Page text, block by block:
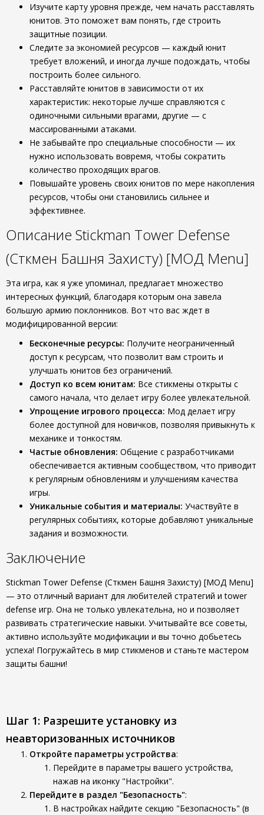
Изучите карту уровня прежде, чем начать расставлять
юнитов. Это поможет вам понять, где строить
защитные позиции.
Следите за экономией ресурсов — каждый юнит
требует вложений, и иногда лучше подождать, чтобы
построить более сильного.
Расставляйте юнитов в зависимости от их
характеристик: некоторые лучше справляются с
одиночными сильными врагами, другие — с
массированными атаками.
Не забывайте про специальные способности — их
нужно использовать вовремя, чтобы сократить
количество проходящих врагов.
Повышайте уровень своих юнитов по мере накопления
ресурсов, чтобы они становились сильнее и
эффективнее.
Описание Stickman Tower Defense
(Сткмен Башня Захисту) [МОД Menu]
Эта игра, как я уже упоминал, предлагает множество
интересных функций, благодаря которым она завела
большую армию поклонников. Вот что вас ждет в
модифицированной версии:
Бесконечные ресурсы: Получите неограниченный
доступ к ресурсам, что позволит вам строить и
улучшать юнитов без ограничений.
Доступ ко всем юнитам: Все стикмены открыты с
самого начала, что делает игру более увлекательной.
Упрощение игрового процесса: Мод делает игру
более доступной для новичков, позволяя привыкнуть к
механике и тонкостям.
Частые обновления: Общение с разработчиками
обеспечивается активным сообществом, что приводит
к регулярным обновлениям и улучшениям качества
игры.
Уникальные события и материалы: Участвуйте в
регулярных событиях, которые добавляют уникальные
задания и возможности.
Заключение
Stickman Tower Defense (Сткмен Башня Захисту) [МОД Menu]
— это отличный вариант для любителей стратегий и tower
defense игр. Она не только увлекательна, но и позволяет
развивать стратегические навыки. Учитывайте все советы,
активно используйте модификации и вы точно добьетесь
успеха! Погружайтесь в мир стикменов и станьте мастером
защиты башни!
Шаг 1: Разрешите установку из
неавторизованных источников
Откройте параметры устройства:
Перейдите в параметры вашего устройства,
нажав на иконку "Настройки".
Перейдите в раздел "Безопасность":
В настройках найдите секцию "Безопасность" (в